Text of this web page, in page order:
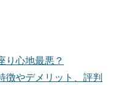
り心地最悪？
徴やデメリット、評判